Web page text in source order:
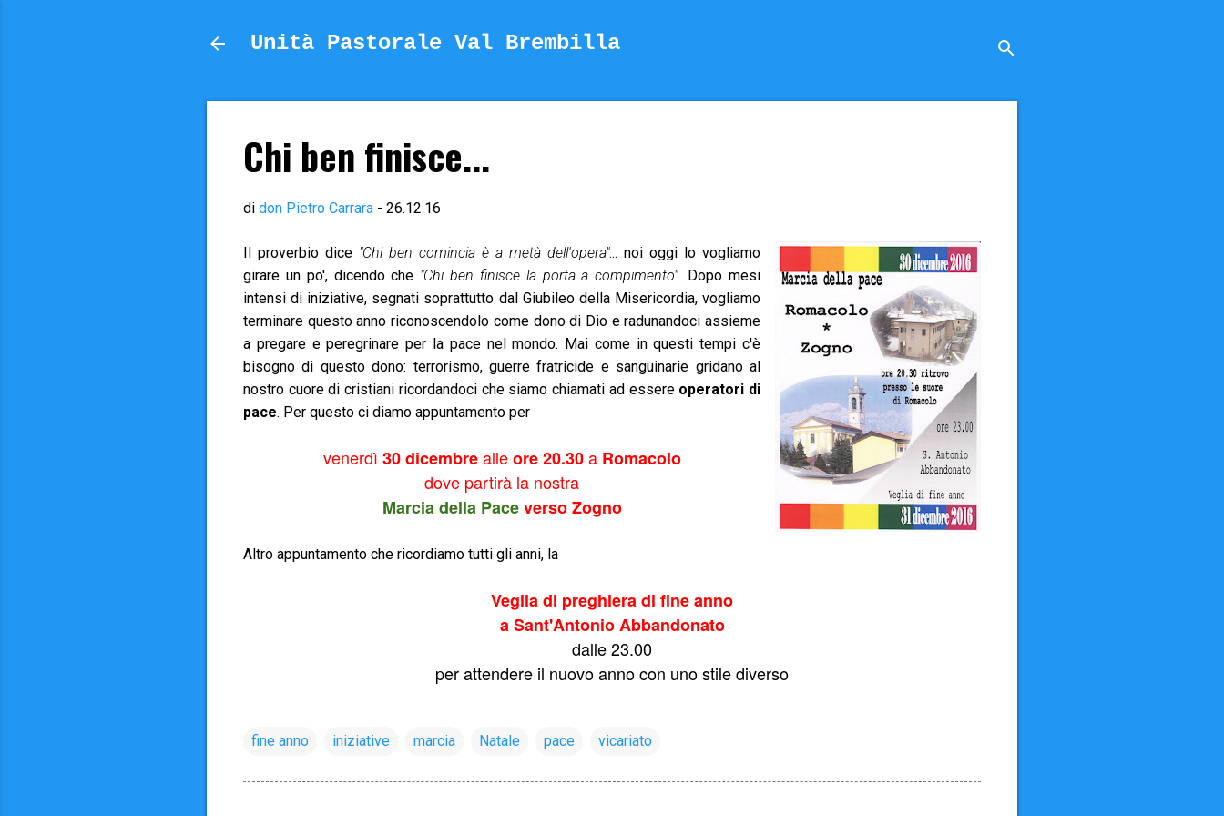
Unità Pastorale Val Brembilla
Chi ben finisce...
di don Pietro Carrara - 26.12.16
Il proverbio dice "Chi ben comincia è a metà dell'opera"... noi oggi lo vogliamo
girare un po', dicendo che "Chi ben finisce la porta a compimento". Dopo mesi
intensi di iniziative, segnati soprattutto dal Giubileo della Misericordia, vogliamo
terminare questo anno riconoscendolo come dono di Dio e radunandoci assieme
a pregare e peregrinare per la pace nel mondo. Mai come in questi tempi c'è
bisogno di questo dono: terrorismo, guerre fratricide e sanguinarie gridano al
nostro cuore di cristiani ricordandoci che siamo chiamati ad essere operatori di
pace. Per questo ci diamo appuntamento per
venerdì 30 dicembrealleore 20.30a Romacolo
dove partirà la nostra
Marcia della Pace verso Zogno
Altro appuntamento che ricordiamo tutti gli anni, la
Veglia di preghiera di fine anno
a Sant'Antonio Abbandonato
dalle 23.00
per attendere il nuovo anno con uno stile diverso
fine anno iniziative marcia Natale pace vicariato